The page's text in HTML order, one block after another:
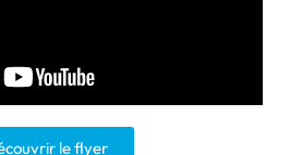
le flyer